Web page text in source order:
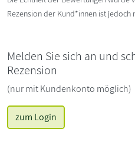
Rezension der Kund*innen ist
Melden Sie sich an und
Rezension
(nur mit Kundenkonto möglich)
zum Login